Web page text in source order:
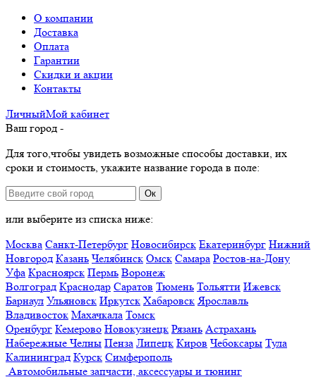
О компании
Доставка
Оплата
Гарантии
Скидки и акции
Контакты
ЛичныйМой кабинет
Ваш город -
Для того,чтобы увидеть возможные способы доставки, их
сроки и стоимость, укажите название города в поле:
Ок
или выберите из списка ниже:
Москва Санкт-Петербург Новосибирск Екатеринбург Нижний
Новгород Казань Челябинск Омск Самара Ростов-на-Дону
Уфа Красноярск Пермь Воронеж
Волгоград Краснодар Саратов Тюмень Тольятти Ижевск
Барнаул Ульяновск Иркутск Хабаровск Ярославль
Владивосток Махачкала Томск
Оренбург Кемерово Новокузнецк Рязань Астрахань
Набережные Челны Пенза Липецк Киров Чебоксары Тула
Калининград Курск Симферополь
Автомобильные запчасти, аксессуары и тюнинг